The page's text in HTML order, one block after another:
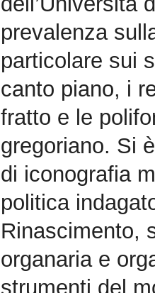
prevalenza
particolare sui
canto piano, i
fratto e le
gregoriano. Si
di iconografia
politica
Rinascimento,
organaria e
strumenti del